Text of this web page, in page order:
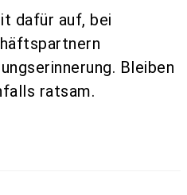
dafür auf, bei
Bleiben
ratsam.